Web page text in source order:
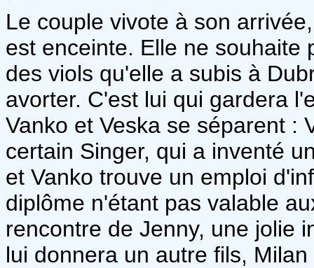
Le couple vivote à son
est enceinte. Elle ne souhaite
des viols qu'elle a subis à
avorter. C'est lui qui gardera
Vanko et Veska se séparent :
certain Singer, qui a inventé
et Vanko trouve un emploi
diplôme n'étant pas valable
rencontre de Jenny, une jolie
lui donnera un autre fils, Milan